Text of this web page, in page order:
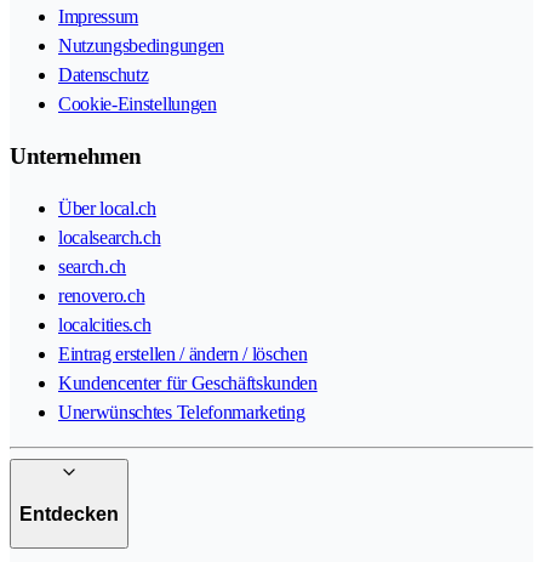
Impressum
Nutzungsbedingungen
Datenschutz
Cookie-Einstellungen
Unternehmen
Über local.ch
localsearch.ch
search.ch
renovero.ch
localcities.ch
Eintrag erstellen / ändern / löschen
Kundencenter für Geschäftskunden
Unerwünschtes Telefonmarketing
Entdecken